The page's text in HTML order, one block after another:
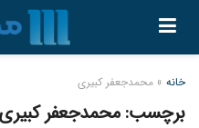
خانه » محمدجعفر کبیری
برچسب:محمدجعفر کبیری